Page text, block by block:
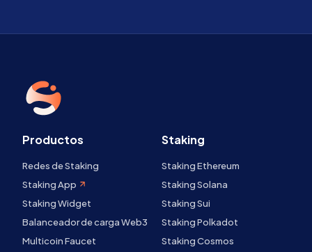
Productos
Redes de Staking
Staking App
Staking Widget
Balanceador de carga Web3
Multicoin Faucet
Staking
Staking Ethereum
Staking Solana
Staking Sui
Staking Polkadot
Staking Cosmos